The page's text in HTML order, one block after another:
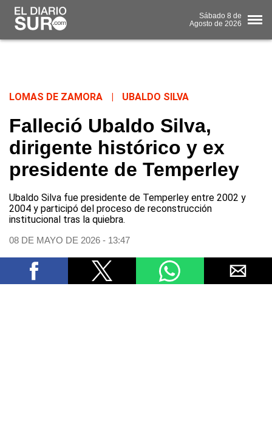
Sábado 8 de
Agosto de 2026
LOMAS DE ZAMORA UBALDO SILVA
Falleció Ubaldo Silva,
dirigente histórico y ex
presidente de Temperley
Ubaldo Silva fue presidente de Temperley entre 2002 y
2004 y participó del proceso de reconstrucción
institucional tras la quiebra.
08 DE MAYO DE 2026 - 13:47